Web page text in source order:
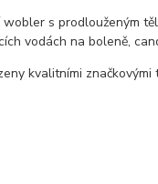
s prodlouženým
vodách na boleně,
kvalitními značkovými